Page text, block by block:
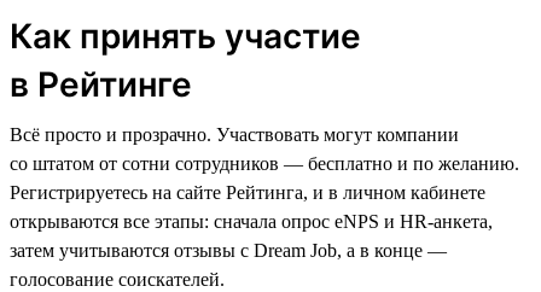
Как принять участие
в Рейтинге
Всё просто и прозрачно. Участвовать могут компании
со штатом от сотни сотрудников — бесплатно и по желанию.
Регистрируетесь на сайте Рейтинга, и в личном кабинете
открываются все этапы: сначала опрос eNPS и HR-анкета,
затем учитываются отзывы с Dream Job, а в конце —
голосование соискателей.